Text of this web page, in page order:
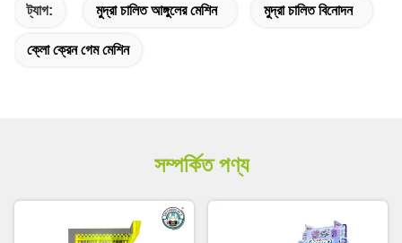
ট্যাগ: মুদ্রা চালিত আঙ্গুলের মেশিন মুদ্রা চালিত বিনোদন
ক্লো ক্রেন গেম মেশিন
সম্পর্কিত পণ্য